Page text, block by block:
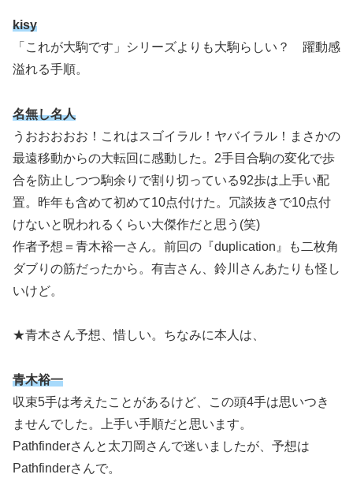
kisy
「これが大駒です」シリーズよりも大駒らしい？ 躍動感
溢れる手順。
名無し名人
うおおおおお！これはスゴイラル！ヤバイラル！まさかの
最遠移動からの大転回に感動した。2手目合駒の変化で歩
合を防止しつつ駒余りで割り切っている92歩は上手い配
置。昨年も含めて初めて10点付けた。冗談抜きで10点付
けないと呪われるくらい大傑作だと思う(笑)
作者予想＝青木裕一さん。前回の『duplication』も二枚角
ダブりの筋だったから。有吉さん、鈴川さんあたりも怪し
いけど。
★青木さん予想、惜しい。ちなみに本人は、
青木裕一
収束5手は考えたことがあるけど、この頭4手は思いつき
ませんでした。上手い手順だと思います。
Pathfinderさんと太刀岡さんで迷いましたが、予想は
Pathfinderさんで。